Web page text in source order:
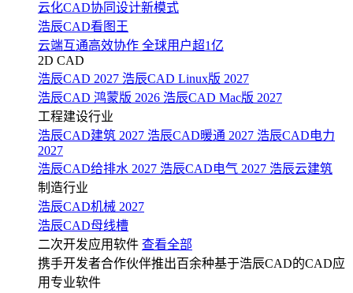
云化CAD协同设计新模式
浩辰CAD看图王
云端互通高效协作 全球用户超1亿
2D CAD
浩辰CAD 2027 浩辰CAD Linux版 2027
浩辰CAD 鸿蒙版 2026 浩辰CAD Mac版 2027
工程建设行业
浩辰CAD建筑 2027 浩辰CAD暖通 2027 浩辰CAD电力
2027
浩辰CAD给排水 2027 浩辰CAD电气 2027 浩辰云建筑
制造行业
浩辰CAD机械 2027
浩辰CAD母线槽
二次开发应用软件 查看全部
携手开发者合作伙伴推出百余种基于浩辰CAD的CAD应
用专业软件